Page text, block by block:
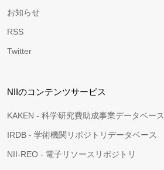
お知らせ
RSS
Twitter
NIIのコンテンツサービス
KAKEN - 科学研究費助成事業データベース
IRDB - 学術機関リポジトリデータベース
NII-REO - 電子リソースリポジトリ